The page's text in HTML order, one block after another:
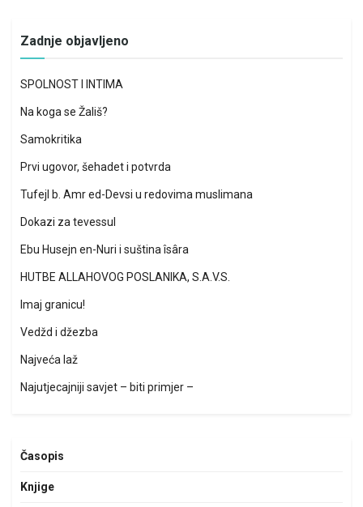
Zadnje objavljeno
SPOLNOST I INTIMA
Na koga se Žališ?
Samokritika
Prvi ugovor, šehadet i potvrda
Tufejl b. Amr ed-Devsi u redovima muslimana
Dokazi za tevessul
Ebu Husejn en-Nuri i suština îsâra
HUTBE ALLAHOVOG POSLANIKA, S.A.V.S.
Imaj granicu!
Vedžd i džezba
Najveća laž
Najutjecajniji savjet – biti primjer –
Časopis
Knjige